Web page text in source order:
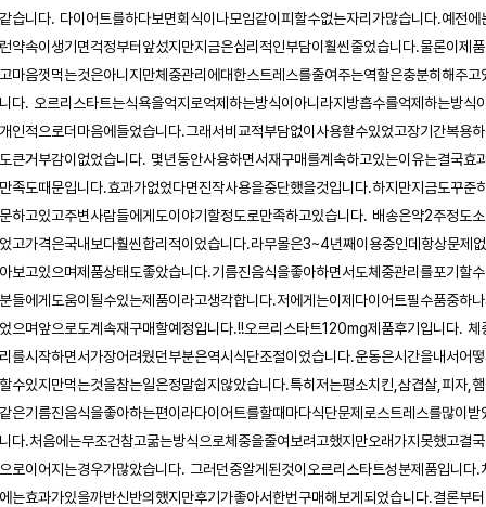
습니다. 다이어트를하다보면회식이나모임같이피할수없는자리가많습니다.예전에
약속이생기면걱정부터앞섰지만지금은심리적인부담이훨씬줄었습니다.물론이제
마음껏먹는것은아니지만체중관리에대한스트레스를줄여주는역할은충분히해주고
다. 오르리스타트는식욕을억지로억제하는방식이아니라지방흡수를억제하는방식이
인적으로더마음에들었습니다.그래서비교적부담없이사용할수있었고장기간복용
큰거부감이없었습니다. 몇년동안사용하면서재구매를계속하고있는이유는결국효
족도때문입니다.효과가없었다면진작사용을중단했을것입니다.하지만지금도꾸준히
하고있고주변사람들에게도이야기할정도로만족하고있습니다. 배송은약2주정도
고가격은국내보다훨씬합리적이었습니다.라무몰은3~4년째이용중인데항상문제없
보고있으며제품상태도좋았습니다.기름진음식을좋아하면서도체중관리를포기할
들에게도움이될수있는제품이라고생각합니다.저에게는이제다이어트필수품중하
으며앞으로도계속재구매할예정입니다.!!오르리스타트120mg제품후기입니다. 체
를시작하면서가장어려웠던부분은역시식단조절이었습니다.운동은시간을내서어떻
수있지만먹는것을참는일은정말쉽지않았습니다.특히저는평소치킨,삼겹살,피자,햄
은기름진음식을좋아하는편이라다이어트를할때마다식단문제로스트레스를많이받
다.처음에는무조건참고굶는방식으로체중을줄여보려고했지만오래가지못했고결
로이어지는경우가많았습니다. 그러던중알게된것이오르리스타트성분제품입니다.
는효과가있을까반신반의했지만후기가좋아서한번구매해보게되었습니다.결론부